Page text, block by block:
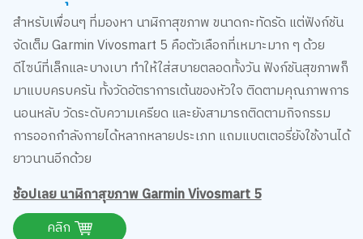
จัดเต็ม Garmin Vivosmart 5 คือตัวเลือกที่เหมาะมาก ๆ ด้วย
ดีไซน์ที่เล็กและบางเบา ทำให้ใส่สบายตลอดทั้งวัน ฟังก์ชันสุขภาพก็
มาแบบครบครัน ทั้งวัดอัตราการเต้นของหัวใจ ติดตามคุณภาพการ
นอนหลับ วัดระดับความเครียด และยังสามารถติดตามกิจกรรม
การออกกำลังกายได้หลากหลายประเภท แถมแบตเตอรี่ยังใช้งานได้
ยาวนานอีกด้วย
คลิก